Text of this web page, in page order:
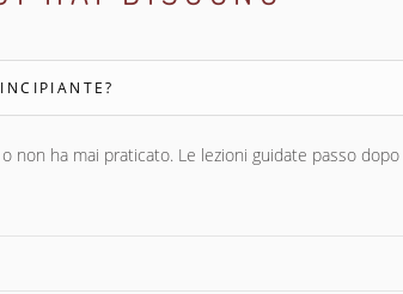
non ha mai praticato. Le lezioni guidate passo